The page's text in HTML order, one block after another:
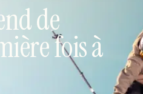
de
fois à